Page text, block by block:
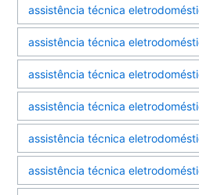
assistência técnica
assistência técnica
assistência técnica
assistência técnica
assistência técnica
assistência técnica